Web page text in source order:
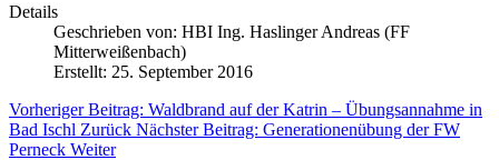
Details
Geschrieben von: HBI Ing. Haslinger Andreas (FF
Mitterweißenbach)
Erstellt: 25. September 2016
Vorheriger Beitrag: Waldbrand auf der Katrin – Übungsannahme in
Bad Ischl Zurück Nächster Beitrag: Generationenübung der FW
Perneck Weiter